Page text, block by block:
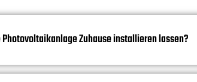
Zuhause installieren lassen?